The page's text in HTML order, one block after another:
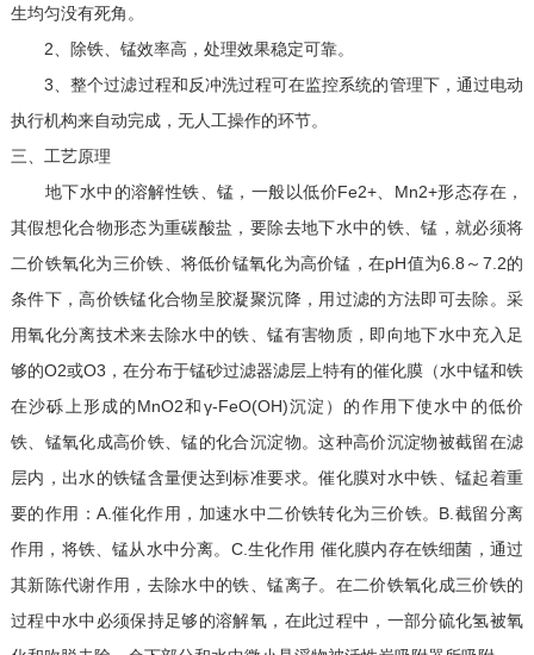
生均匀没有死角。
2、除铁、锰效率高，处理效果稳定可靠。
3、整个过滤过程和反冲洗过程可在监控系统的管理下，通过电动
执行机构来自动完成，无人工操作的环节。
三、工艺原理
地下水中的溶解性铁、锰，一般以低价Fe2+、Mn2+形态存在，
其假想化合物形态为重碳酸盐，要除去地下水中的铁、锰，就必须将
二价铁氧化为三价铁、将低价锰氧化为高价锰，在pH值为6.8～7.2的
条件下，高价铁锰化合物呈胶凝聚沉降，用过滤的方法即可去除。采
用氧化分离技术来去除水中的铁、锰有害物质，即向地下水中充入足
够的O2或O3，在分布于锰砂过滤器滤层上特有的催化膜（水中锰和铁
在沙砾上形成的MnO2和γ-FeO(OH)沉淀）的作用下使水中的低价
铁、锰氧化成高价铁、锰的化合沉淀物。这种高价沉淀物被截留在滤
层内，出水的铁锰含量便达到标准要求。催化膜对水中铁、锰起着重
要的作用：A.催化作用，加速水中二价铁转化为三价铁。B.截留分离
作用，将铁、锰从水中分离。C.生化作用 催化膜内存在铁细菌，通过
其新陈代谢作用，去除水中的铁、锰离子。在二价铁氧化成三价铁的
过程中水中必须保持足够的溶解氧，在此过程中，一部分硫化氢被氧